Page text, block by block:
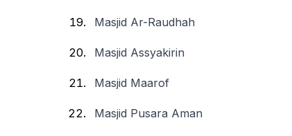
Masjid Ar-Raudhah
Masjid Assyakirin
Masjid Maarof
Masjid Pusara Aman